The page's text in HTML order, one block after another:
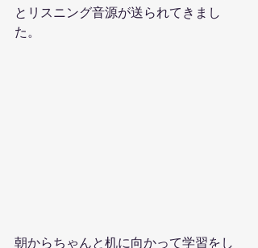
とリスニング音源が送られてきまし
た。
朝からちゃんと机に向かって学習をし